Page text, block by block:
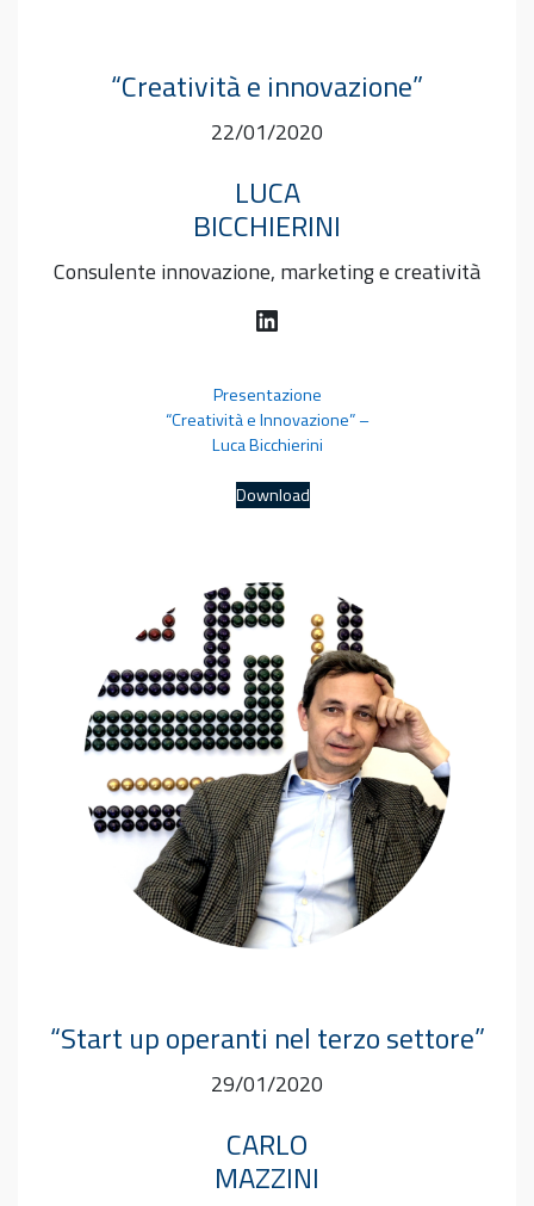
“Creatività e innovazione”
22/01/2020
LUCA
BICCHIERINI
Consulente innovazione, marketing e creatività
LinkedIn
Presentazione
“Creatività e Innovazione” –
Luca Bicchierini
Download
“Start up operanti nel terzo settore”
29/01/2020
CARLO
MAZZINI